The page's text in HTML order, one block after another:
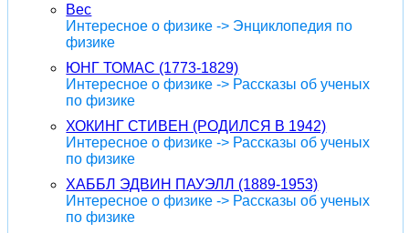
Вес
Интересное о физике -> Энциклопедия по
физике
ЮНГ ТОМАС (1773-1829)
Интересное о физике -> Рассказы об ученых
по физике
ХОКИНГ СТИВЕН (РОДИЛСЯ В 1942)
Интересное о физике -> Рассказы об ученых
по физике
ХАББЛ ЭДВИН ПАУЭЛЛ (1889-1953)
Интересное о физике -> Рассказы об ученых
по физике